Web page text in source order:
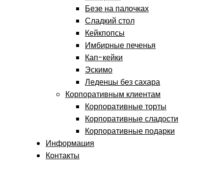
Безе на палочках
Сладкий стол
Кейкпопсы
Имбирные печенья
Кап-кейки
Эскимо
Леденцы без сахара
Корпоративным клиентам
Корпоративные торты
Корпоративные сладости
Корпоративные подарки
Информация
Контакты